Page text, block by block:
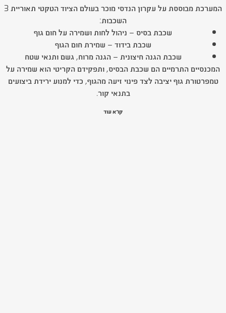
המערכת מבוססת על עקרון הנדסי מוכר בעולם הציוד הטקטי תאוריית 3
השכבות:
שכבת בסיס – ניהול לחות ושמירה על חום גוף
שכבת בידוד – שמירת חום הגוף
שכבת הגנה חיצונית – הגנה מרוח, גשם ותנאי שטח
המכנסיים התרמיים הם שכבת הבסיס, ותפקידם הקריטי הוא שמירה על
טמפרטורת גוף יציבה לצד פינוי זיעה מהגוף, כדי למנוע ירידת ביצועים
בתנאי קור.
קרא עוד